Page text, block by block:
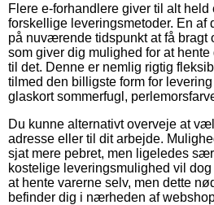
Flere e-forhandlere giver til alt
forskellige leveringsmetoder. En af
på nuværende tidspunkt at få bragt
som giver dig mulighed for at hente
til det. Denne er nemlig rigtig
tilmed den billigste form for
glaskort sommerfugl,
Du kunne alternativt overveje at
adresse eller til dit arbejde.
sjat mere pebret, men ligeledes
kostelige leveringsmulighed vil
at hente varerne selv, men dette
befinder dig i nærheden af